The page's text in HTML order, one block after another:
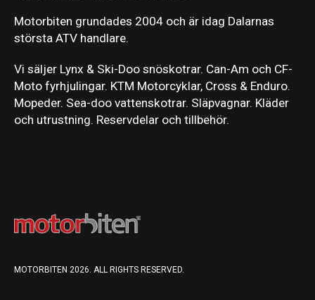
Motorbiten grundades 2004 och är idag Dalarnas
största ATV handlare.
Vi säljer Lynx & Ski-Doo snöskotrar. Can-Am och CF-
Moto fyrhjulingar. KTM Motorcyklar, Cross & Enduro.
Mopeder. Sea-doo vattenskotrar. Släpvagnar. Kläder
och utrustning. Reservdelar och tillbehör.
MOTORBITEN 2026. ALL RIGHTS RESERVED.